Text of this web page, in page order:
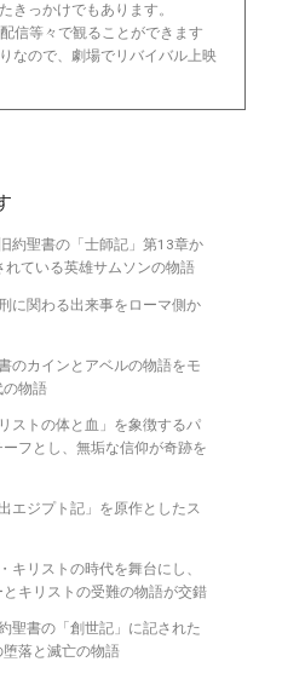
きっかけでもあります。
信等々で観ることができます
なので、劇場でリバイバル上映
旧約聖書の「士師記」第13章か
れている英雄サムソンの物語
に関わる出来事をローマ側か
のカインとアベルの物語をモ
の物語
リストの体と血」を象徴するパ
フとし、無垢な信仰が奇跡を
エジプト記」を原作としたス
キリストの時代を舞台にし、
キリストの受難の物語が交錯
約聖書の「創世記」に記された
落と滅亡の物語